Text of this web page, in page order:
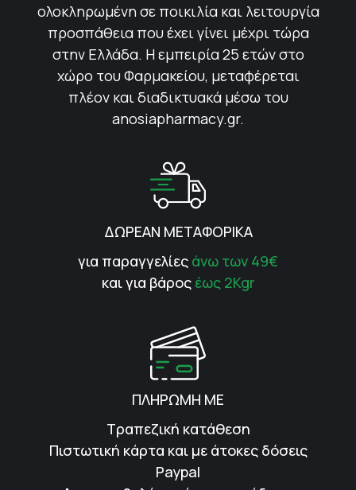
ολοκληρωμένη σε ποικιλία και λειτουργία
προσπάθεια που έχει γίνει μέχρι τώρα
στην Ελλάδα. Η εμπειρία 25 ετών στο
χώρο του Φαρμακείου, μεταφέρεται
πλέον και διαδικτυακά μέσω του
anosiapharmacy.gr.
ΔΩΡΕΑΝ ΜΕΤΑΦΟΡΙΚΑ
για παραγγελίες άνω των 49€
και για βάρος έως 2Kgr
ΠΛΗΡΩΜΗ ΜΕ
Τραπεζική κατάθεση
Πιστωτική κάρτα και με άτοκες δόσεις
Paypal